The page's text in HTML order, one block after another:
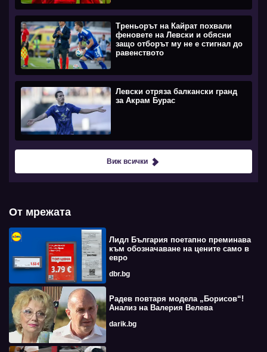
Треньорът на Кайрат похвали
феновете на Левски и обясни
защо отборът му не е стигнал до
равенството
Левски отряза балкански гранд
за Акрам Бурас
Виж всички
От мрежата
Лидл България поетапно преминава
към обозначаване на цените само в
евро
dbr.bg
Радев повтаря модела „Борисов“!
Анализ на Валерия Велева
darik.bg